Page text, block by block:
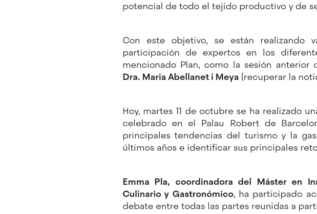
potencial de todo el tejido productivo y de
Con este objetivo, se están realizando
participación de expertos en los
mencionado Plan, como la sesión anterior
Dra. Maria Abellanet i Meya (recuperar la
Hoy, martes 11 de octubre se ha realizado
celebrado en el Palau Robert de
principales tendencias del turismo y la
últimos años e identificar sus principales
Emma Pla, coordinadora del Máster en
Culinario y Gastronómico, ha participado
debate entre todas las partes reunidas a